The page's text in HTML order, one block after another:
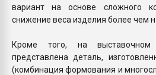
вариант на основе сложного
снижение веса изделия более чем
Кроме того, на
представлена деталь,
(комбинация формования и